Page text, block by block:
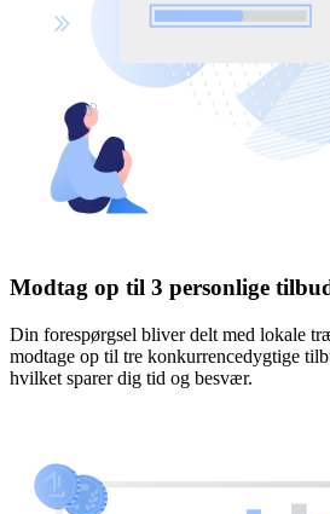
Modtag op til 3 personlige
Din forespørgsel bliver delt med lokale
modtage op til tre konkurrencedygtige
hvilket sparer dig tid og besvær.